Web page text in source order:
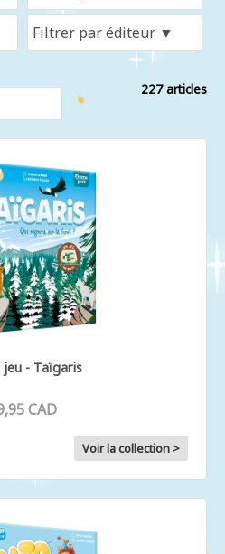
227 articles
jeu - Taïgaris
CAD
Voir la collection >